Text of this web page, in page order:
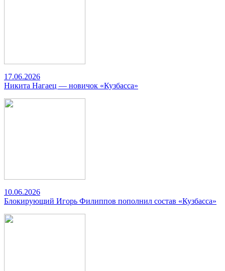
17.06.2026
Никита Нагаец — новичок «Кузбасса»
10.06.2026
Блокирующий Игорь Филиппов пополнил состав «Кузбасса»